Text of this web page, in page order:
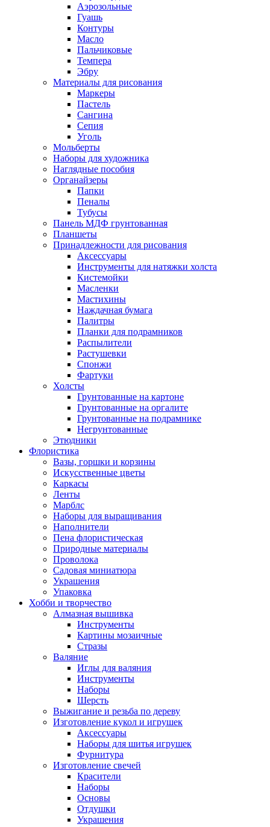
Аэрозольные
Гуашь
Контуры
Масло
Пальчиковые
Темпера
Эбру
Материалы для рисования
Маркеры
Пастель
Сангина
Сепия
Уголь
Мольберты
Наборы для художника
Наглядные пособия
Органайзеры
Папки
Пеналы
Тубусы
Панель МДФ грунтованная
Планшеты
Принадлежности для рисования
Аксессуары
Инструменты для натяжки холста
Кистемойки
Масленки
Мастихины
Наждачная бумага
Палитры
Планки для подрамников
Распылители
Растушевки
Спонжи
Фартуки
Холсты
Грунтованные на картоне
Грунтованные на оргалите
Грунтованные на подрамнике
Негрунтованные
Этюдники
Флористика
Вазы, горшки и корзины
Искусственные цветы
Каркасы
Ленты
Марблс
Наборы для выращивания
Наполнители
Пена флористическая
Природные материалы
Проволока
Садовая миниатюра
Украшения
Упаковка
Хобби и творчество
Алмазная вышивка
Инструменты
Картины мозаичные
Стразы
Валяние
Иглы для валяния
Инструменты
Наборы
Шерсть
Выжигание и резьба по дереву
Изготовление кукол и игрушек
Аксессуары
Наборы для шитья игрушек
Фурнитура
Изготовление свечей
Красители
Наборы
Основы
Отдушки
Украшения